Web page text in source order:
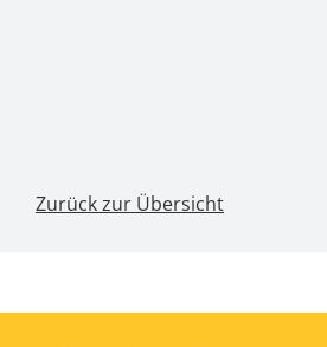
Zurück zur Übersicht